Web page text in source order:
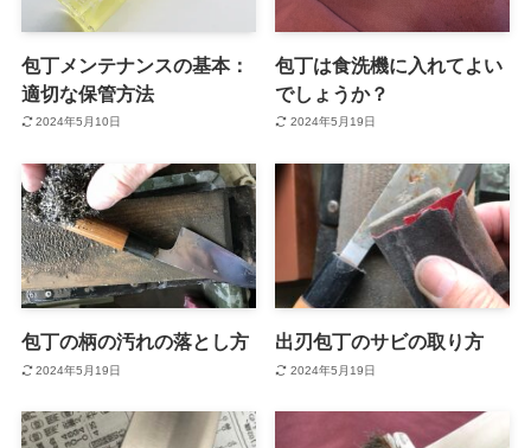
包丁メンテナンスの基本：
適切な保管方法
2024年5月10日
包丁は食洗機に入れてよい
でしょうか？
2024年5月19日
包丁の柄の汚れの落とし方
2024年5月19日
出刃包丁のサビの取り方
2024年5月19日